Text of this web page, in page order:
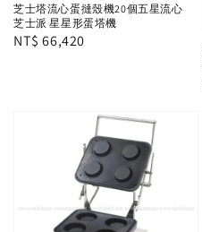
芝士塔流心蛋撻殼機20個五星流心
芝士派 星星形蛋塔機
Regular
NT$ 66,420